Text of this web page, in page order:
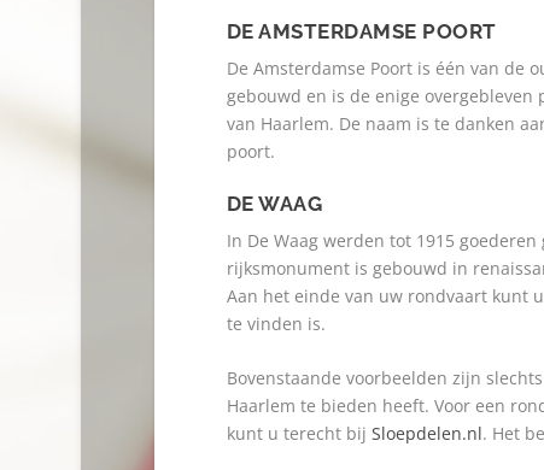
DE AMSTERDAMSE POORT
De Amsterdamse Poort is één van de
gebouwd en is de enige
van Haarlem. De naam is te danken
poort.
DE WAAG
In De Waag werden tot 1915
rijksmonument is gebouwd in
Aan het einde van uw rondvaart kunt
te vinden is.
Bovenstaande voorbeelden zijn
Haarlem te bieden heeft. Voor een
kunt u terecht bij Sloepdelen.nl. Het